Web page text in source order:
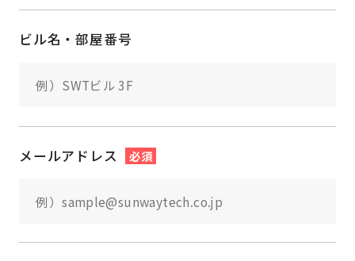
ビル名・部屋番号
メールアドレス 必須